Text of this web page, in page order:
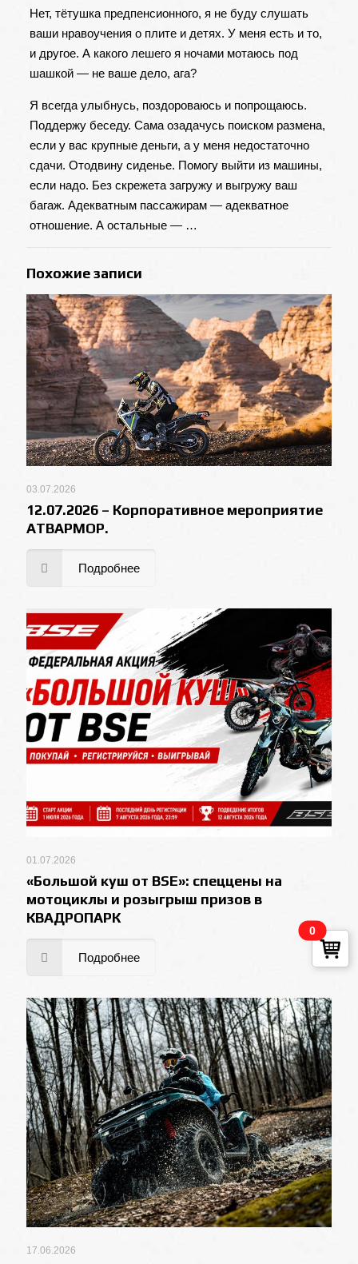
Нет, тётушка предпенсионного, я не буду слушать
ваши нравоучения о плите и детях. У меня есть и то,
и другое. А какого лешего я ночами мотаюсь под
шашкой — не ваше дело, ага?
Я всегда улыбнусь, поздороваюсь и попрощаюсь.
Поддержу беседу. Сама озадачусь поиском размена,
если у вас крупные деньги, а у меня недостаточно
сдачи. Отодвину сиденье. Помогу выйти из машины,
если надо. Без скрежета загружу и выгружу ваш
багаж. Адекватным пассажирам — адекватное
отношение. А остальные — …
Похожие записи
03.07.2026
12.07.2026 – Корпоративное мероприятие
АТВАРМОР.
Подробнее
01.07.2026
«Большой куш от BSE»: спеццены на
мотоциклы и розыгрыш призов в
КВАДРОПАРК
Подробнее
17.06.2026
0